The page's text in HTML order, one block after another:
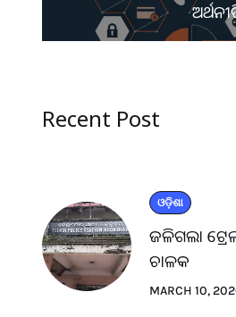
Recent Post
ଓଡ଼ିଶା
ଜଳିଗଲା
ଚାଳକ
MARCH 10,